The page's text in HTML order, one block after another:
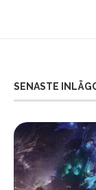
SENASTE